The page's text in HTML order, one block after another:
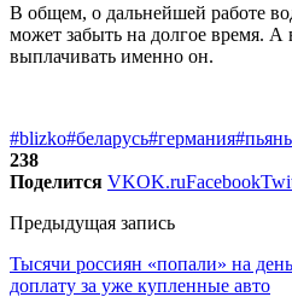
В общем, о дальнейшей работе
может забыть на долгое время. А
выплачивать именно он.
#blizko#беларусь#германия
238
Поделится VKOK.ruFacebook
Предыдущая запись
Тысячи россиян «попали» на
доплату за уже купленные авто